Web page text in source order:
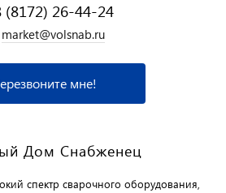
(8172) 26-44-24
market@volsnab.ru
мне!
Дом Снабженец
спектр сварочного оборудования,